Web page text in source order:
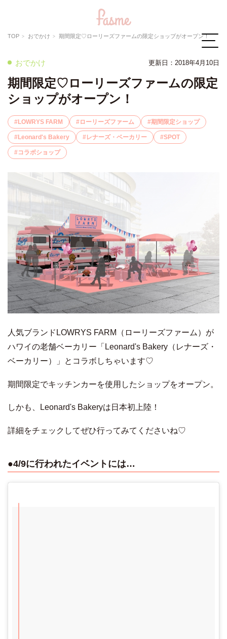
TOP おでかけ 期間限定♡ローリーズファームの限定ショップがオープン！
おでかけ 更新日： 2018年4月10日
期間限定♡ローリーズファームの限定
ショップがオープン！
LOWRYS FARM ローリーズファーム 期間限定ショップ
Leonard's Bakery レナーズ・ベーカリー SPOT
コラボショップ
人気ブランドLOWRYS FARM（ローリーズファーム）が
ハワイの老舗ベーカリー「Leonard's Bakery（レナーズ・
ベーカリー）」とコラボしちゃいます♡
期間限定でキッチンカーを使用したショップをオープン。
しかも、Leonard's Bakeryは日本初上陸！
詳細をチェックしてぜひ行ってみてくださいね♡
●4/9に行われたイベントには…